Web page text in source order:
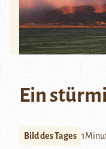
Ein
Bild des Tages